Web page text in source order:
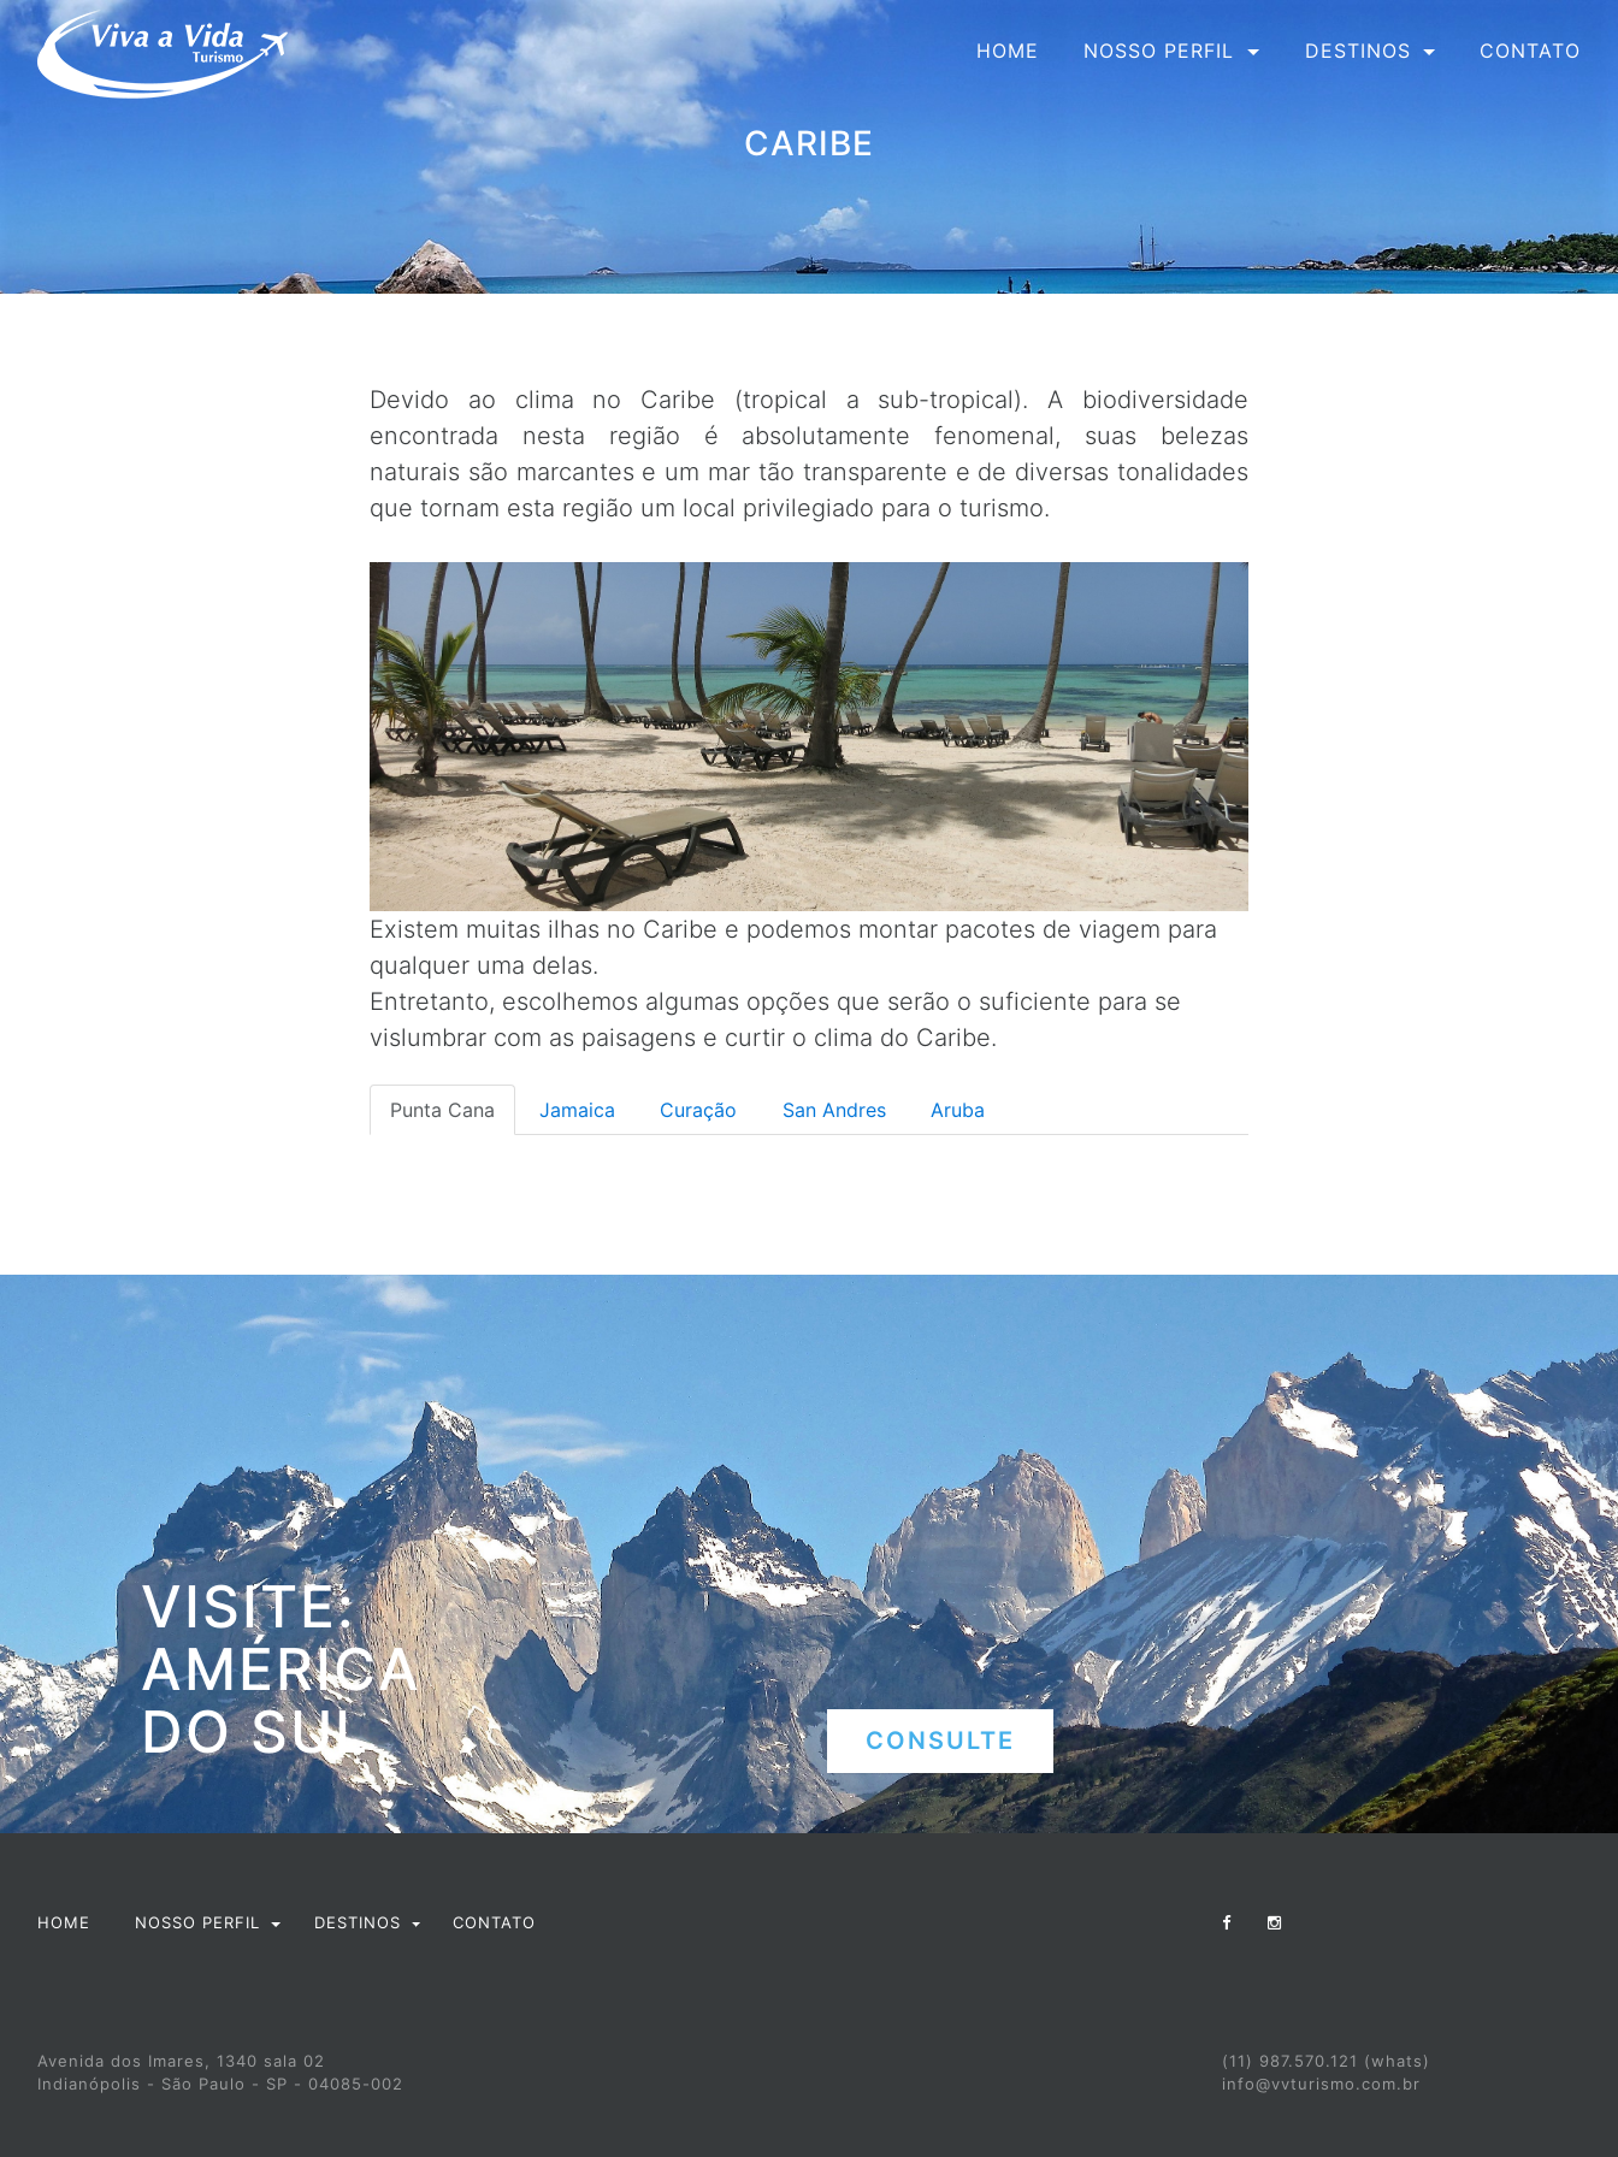
HOME NOSSO PERFIL DESTINOS CONTATO
CARIBE
Devido ao clima no Caribe (tropical a sub-tropical). A biodiversidade
encontrada nesta região é absolutamente fenomenal, suas belezas
naturais são marcantes e um mar tão transparente e de diversas tonalidades
que tornam esta região um local privilegiado para o turismo.
Existem muitas ilhas no Caribe e podemos montar pacotes de viagem para
qualquer uma delas.
Entretanto, escolhemos algumas opções que serão o suficiente para se
vislumbrar com as paisagens e curtir o clima do Caribe.
Punta Cana Jamaica Curação San Andres Aruba
VISITE:
AMÉRICA
DO SUL
CONSULTE
HOME NOSSO PERFIL DESTINOS CONTATO
Avenida dos Imares, 1340 sala 02
Indianópolis - São Paulo - SP - 04085-002
(11) 987.570.121 (whats)
info@vvturismo.com.br